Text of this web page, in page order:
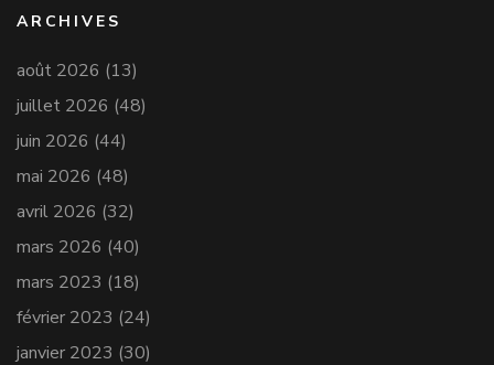
ARCHIVES
août 2026 (13)
juillet 2026 (48)
juin 2026 (44)
mai 2026 (48)
avril 2026 (32)
mars 2026 (40)
mars 2023 (18)
février 2023 (24)
janvier 2023 (30)